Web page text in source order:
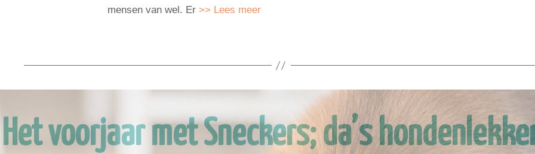
mensen van wel. Er >> Lees meer
Het voorjaar met Sneckers; da’s